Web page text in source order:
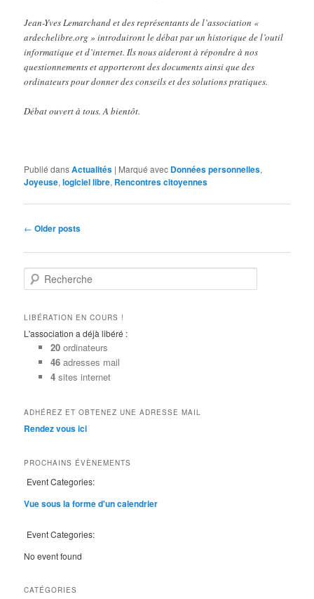
Jean-Yves Lemarchand et des représentants de l’association «
ardechelibre.org » introduiront le débat par un historique de l’outil
informatique et d’internet. Ils nous aideront à répondre à nos
questionnements et apporteront des documents ainsi que des
ordinateurs pour donner des conseils et des solutions pratiques.
Débat ouvert à tous. A bientôt.
Publié dansActualités | Marqué avec Données personnelles,
Joyeuse,logiciel libre, Rencontres citoyennes
Navigation
articles
← Older posts
e
h
r
LIBÉRATION EN COURS !
L'association a déjà libéré :
20ordinateurs
46adresses mail
4sites internet
ADHÉREZ ET OBTENEZ UNE ADRESSE MAIL
Rendez vous ici
PROCHAINS ÉVÈNEMENTS
Event Categories:
Vue sous la forme d'un calendrier
Event Categories:
No event found
CATÉGORIES